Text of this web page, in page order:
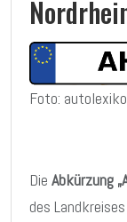
Foto:
Die Abkürzung
des Landkreises